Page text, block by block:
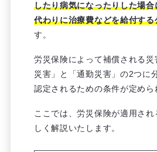
したり病気になったりした場
代わりに治療費などを給付す
す。
労災保険によって補償される
災害」と「通勤災害」の2つに
認定されるための条件が定めら
ここでは、労災保険が適用さ
しく解説いたします。